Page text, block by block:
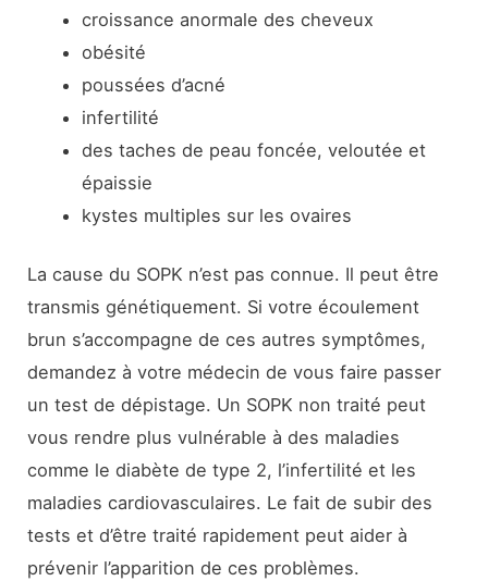
croissance anormale des cheveux
obésité
poussées d’acné
infertilité
des taches de peau foncée, veloutée et
épaissie
kystes multiples sur les ovaires
La cause du SOPK n’est pas connue. Il peut être
transmis génétiquement. Si votre écoulement
brun s’accompagne de ces autres symptômes,
demandez à votre médecin de vous faire passer
un test de dépistage. Un SOPK non traité peut
vous rendre plus vulnérable à des maladies
comme le diabète de type 2, l’infertilité et les
maladies cardiovasculaires. Le fait de subir des
tests et d’être traité rapidement peut aider à
prévenir l’apparition de ces problèmes.